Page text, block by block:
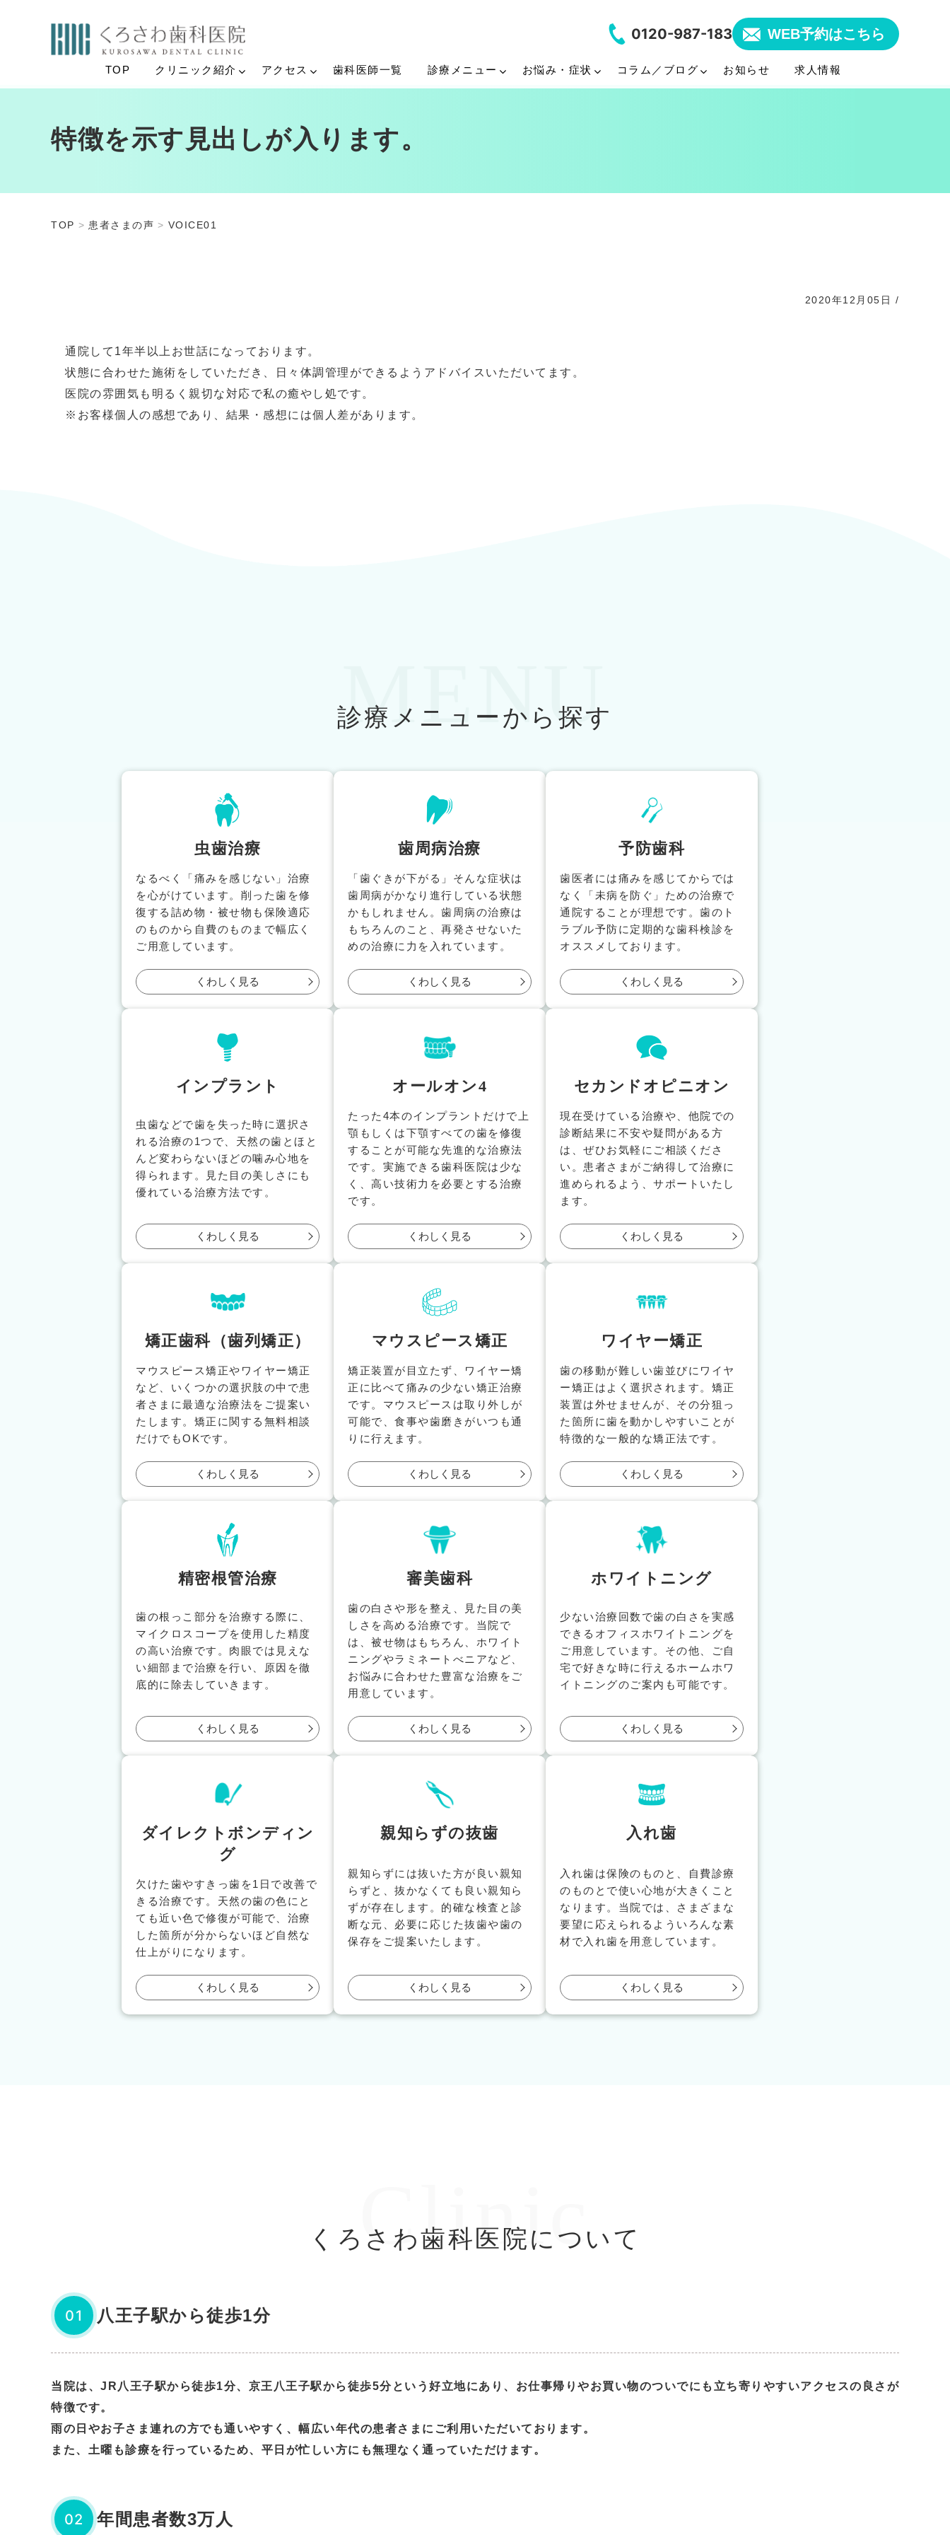
0120-987-183 WEB予約はこちら
TOP クリニック紹介 アクセス 歯科医師一覧 診療メニュー お悩み・症状 コラム／ブログ お知らせ 求人情報
特徴を示す見出しが入ります。
TOP 患者さまの声 VOICE01
2020年12月05日 /
通院して1年半以上お世話になっております。
状態に合わせた施術をしていただき、日々体調管理ができるようアドバイスいただいてます。
医院の雰囲気も明るく親切な対応で私の癒やし処です。
※お客様個人の感想であり、結果・感想には個人差があります。
MENU
診療メニューから探す
虫歯治療
なるべく「痛みを感じない」治療
を心がけています。削った歯を修
復する詰め物・被せ物も保険適応
のものから自費のものまで幅広く
ご用意しています。
くわしく見る
歯周病治療
「歯ぐきが下がる」そんな症状は
歯周病がかなり進行している状態
かもしれません。歯周病の治療は
もちろんのこと、再発させないた
めの治療に力を入れています。
くわしく見る
予防歯科
歯医者には痛みを感じてからでは
なく「未病を防ぐ」ための治療で
通院することが理想です。歯のト
ラブル予防に定期的な歯科検診を
オススメしております。
くわしく見る
インプラント
虫歯などで歯を失った時に選択さ
れる治療の1つで、天然の歯とほと
んど変わらないほどの噛み心地を
得られます。見た目の美しさにも
優れている治療方法です。
くわしく見る
オールオン4
たった4本のインプラントだけで上
顎もしくは下顎すべての歯を修復
することが可能な先進的な治療法
です。実施できる歯科医院は少な
く、高い技術力を必要とする治療
です。
くわしく見る
セカンドオピニオン
現在受けている治療や、他院での
診断結果に不安や疑問がある方
は、ぜひお気軽にご相談くださ
い。患者さまがご納得して治療に
進められるよう、サポートいたし
ます。
くわしく見る
矯正歯科（歯列矯正）
マウスピース矯正やワイヤー矯正
など、いくつかの選択肢の中で患
者さまに最適な治療法をご提案い
たします。矯正に関する無料相談
だけでもOKです。
くわしく見る
マウスピース矯正
矯正装置が目立たず、ワイヤー矯
正に比べて痛みの少ない矯正治療
です。マウスピースは取り外しが
可能で、食事や歯磨きがいつも通
りに行えます。
くわしく見る
ワイヤー矯正
歯の移動が難しい歯並びにワイヤ
ー矯正はよく選択されます。矯正
装置は外せませんが、その分狙っ
た箇所に歯を動かしやすいことが
特徴的な一般的な矯正法です。
くわしく見る
精密根管治療
歯の根っこ部分を治療する際に、
マイクロスコープを使用した精度
の高い治療です。肉眼では見えな
い細部まで治療を行い、原因を徹
底的に除去していきます。
くわしく見る
審美歯科
歯の白さや形を整え、見た目の美
しさを高める治療です。当院で
は、被せ物はもちろん、ホワイト
ニングやラミネートべニアなど、
お悩みに合わせた豊富な治療をご
用意しています。
くわしく見る
ホワイトニング
少ない治療回数で歯の白さを実感
できるオフィスホワイトニングを
ご用意しています。その他、ご自
宅で好きな時に行えるホームホワ
イトニングのご案内も可能です。
くわしく見る
ダイレクトボンディン
グ
欠けた歯やすきっ歯を1日で改善で
きる治療です。天然の歯の色にと
ても近い色で修復が可能で、治療
した箇所が分からないほど自然な
仕上がりになります。
くわしく見る
親知らずの抜歯
親知らずには抜いた方が良い親知
らずと、抜かなくても良い親知ら
ずが存在します。的確な検査と診
断な元、必要に応じた抜歯や歯の
保存をご提案いたします。
くわしく見る
入れ歯
入れ歯は保険のものと、自費診療
のものとで使い心地が大きくこと
なります。当院では、さまざまな
要望に応えられるよういろんな素
材で入れ歯を用意しています。
くわしく見る
Clinic
くろさわ歯科医院について
01 八王子駅から徒歩1分
当院は、JR八王子駅から徒歩1分、京王八王子駅から徒歩5分という好立地にあり、お仕事帰りやお買い物のついでにも立ち寄りやすいアクセスの良さが
特徴です。
雨の日やお子さま連れの方でも通いやすく、幅広い年代の患者さまにご利用いただいております。
また、土曜も診療を行っているため、平日が忙しい方にも無理なく通っていただけます。
02 年間患者数3万人